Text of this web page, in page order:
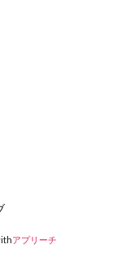
アプリーチ